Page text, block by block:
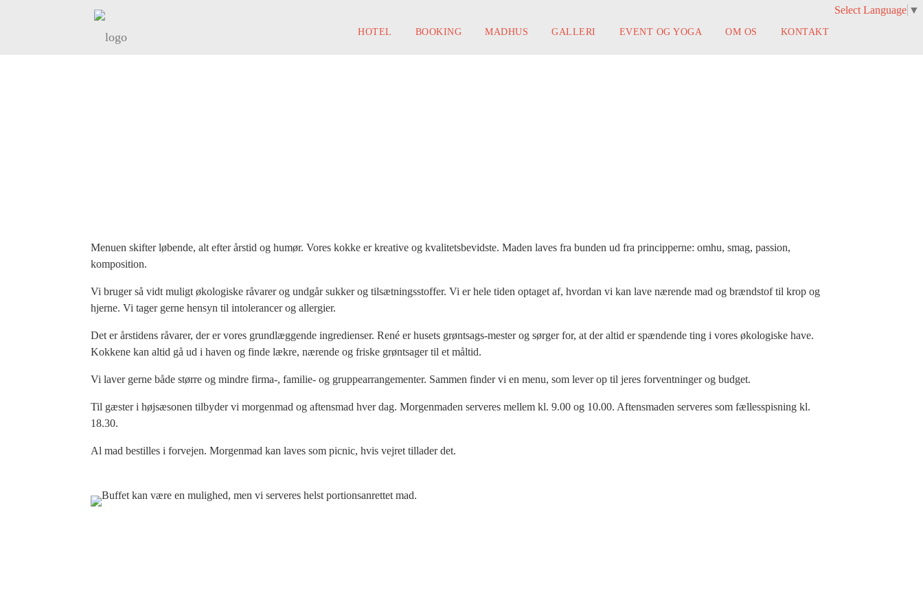
HOTEL BOOKING MADHUS GALLERI EVENT OG YOGA OM OS KONTAKT
Select Language ▼
Menuen skifter løbende, alt efter årstid og humør. Vores kokke er kreative og kvalitetsbevidste. Maden laves fra bunden ud fra principperne: omhu, smag, passion,
komposition.
Vi bruger så vidt muligt økologiske råvarer og undgår sukker og tilsætningsstoffer. Vi er hele tiden optaget af, hvordan vi kan lave nærende mad og brændstof til krop og
hjerne. Vi tager gerne hensyn til intolerancer og allergier.
Det er årstidens råvarer, der er vores grundlæggende ingredienser. René er husets grøntsags-mester og sørger for, at der altid er spændende ting i vores økologiske have.
Kokkene kan altid gå ud i haven og finde lækre, nærende og friske grøntsager til et måltid.
Vi laver gerne både større og mindre firma-, familie- og gruppearrangementer. Sammen finder vi en menu, som lever op til jeres forventninger og budget.
Til gæster i højsæsonen tilbyder vi morgenmad og aftensmad hver dag. Morgenmaden serveres mellem kl. 9.00 og 10.00. Aftensmaden serveres som fællesspisning kl.
18.30.
Al mad bestilles i forvejen. Morgenmad kan laves som picnic, hvis vejret tillader det.